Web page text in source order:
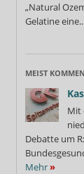
„Natural
Gelatine
MEIST
Mit
Debatte um
Mehr»